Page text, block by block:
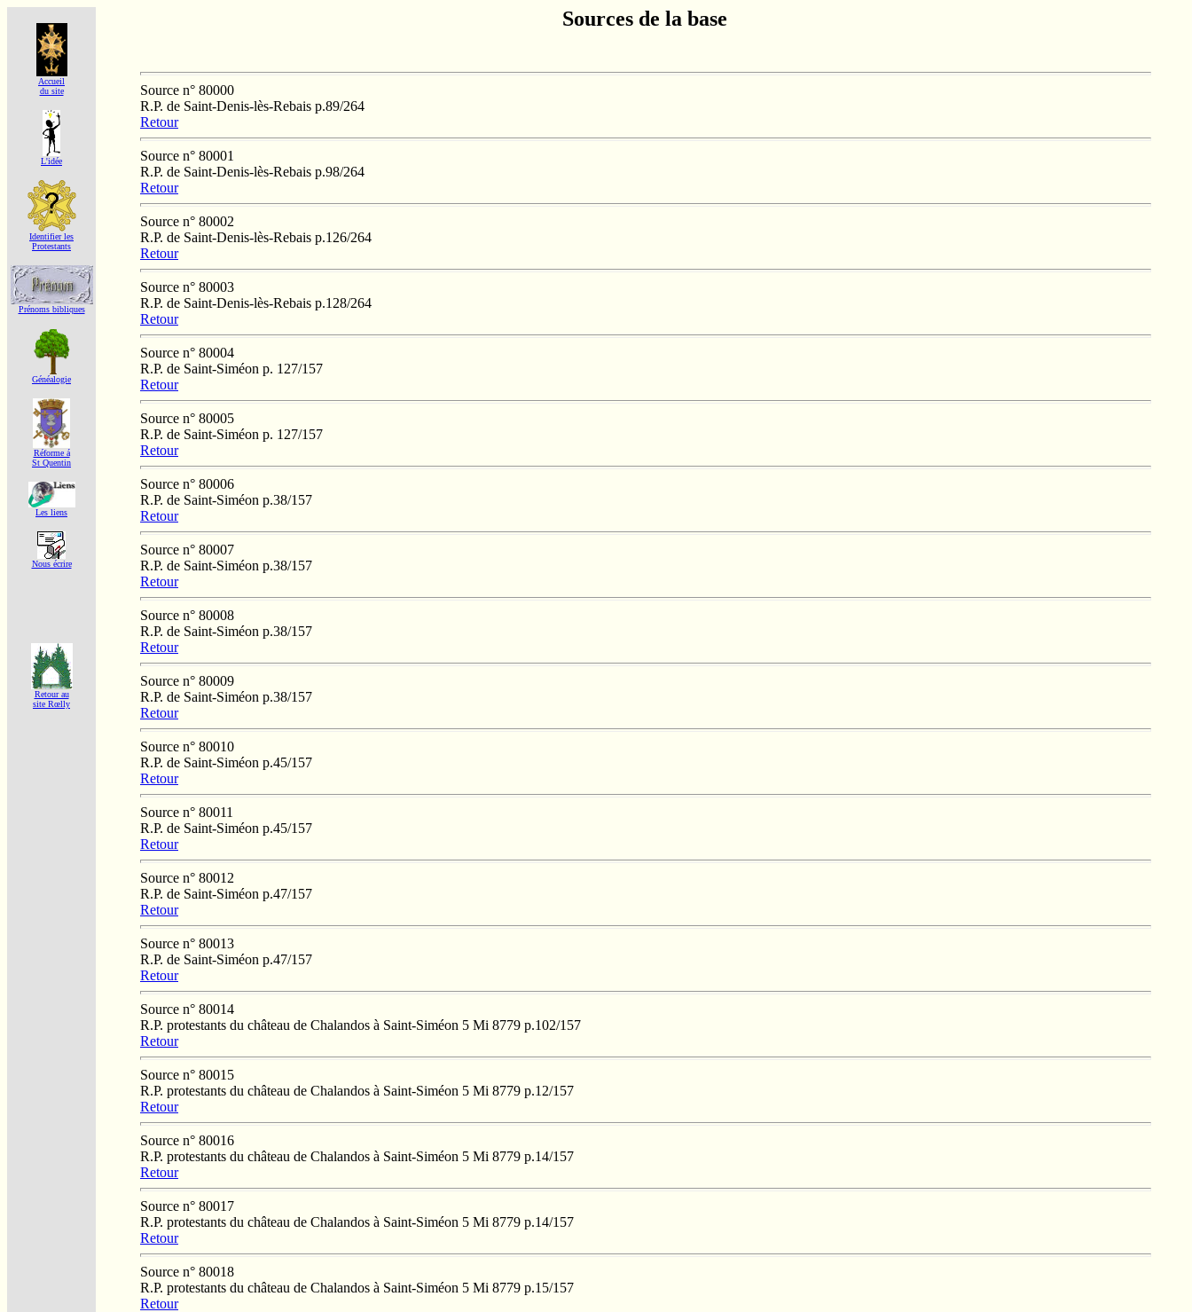
Accueil
du site
L'idée
Identifier les
Protestants
Prénoms bibliques
Généalogie
Réforme á
St Quentin
Les liens
Nous écrire
Retour au
site Rœlly
Sources de la base
Source n° 80000
R.P. de Saint-Denis-lès-Rebais p.89/264
Retour
Source n° 80001
R.P. de Saint-Denis-lès-Rebais p.98/264
Retour
Source n° 80002
R.P. de Saint-Denis-lès-Rebais p.126/264
Retour
Source n° 80003
R.P. de Saint-Denis-lès-Rebais p.128/264
Retour
Source n° 80004
R.P. de Saint-Siméon p. 127/157
Retour
Source n° 80005
R.P. de Saint-Siméon p. 127/157
Retour
Source n° 80006
R.P. de Saint-Siméon p.38/157
Retour
Source n° 80007
R.P. de Saint-Siméon p.38/157
Retour
Source n° 80008
R.P. de Saint-Siméon p.38/157
Retour
Source n° 80009
R.P. de Saint-Siméon p.38/157
Retour
Source n° 80010
R.P. de Saint-Siméon p.45/157
Retour
Source n° 80011
R.P. de Saint-Siméon p.45/157
Retour
Source n° 80012
R.P. de Saint-Siméon p.47/157
Retour
Source n° 80013
R.P. de Saint-Siméon p.47/157
Retour
Source n° 80014
R.P. protestants du château de Chalandos à Saint-Siméon 5 Mi 8779 p.102/157
Retour
Source n° 80015
R.P. protestants du château de Chalandos à Saint-Siméon 5 Mi 8779 p.12/157
Retour
Source n° 80016
R.P. protestants du château de Chalandos à Saint-Siméon 5 Mi 8779 p.14/157
Retour
Source n° 80017
R.P. protestants du château de Chalandos à Saint-Siméon 5 Mi 8779 p.14/157
Retour
Source n° 80018
R.P. protestants du château de Chalandos à Saint-Siméon 5 Mi 8779 p.15/157
Retour